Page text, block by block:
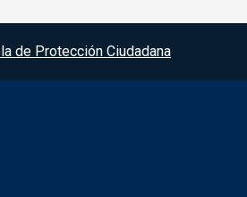
de Protección Ciudadana